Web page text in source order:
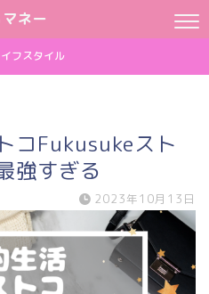
ネー
フスタイル
コFukusukeスト
強すぎる
2023年10月13日